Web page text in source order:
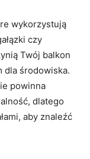
wykorzystują
czy
Twój balkon
dla środowiska.
powinna
dlatego
aby znaleźć